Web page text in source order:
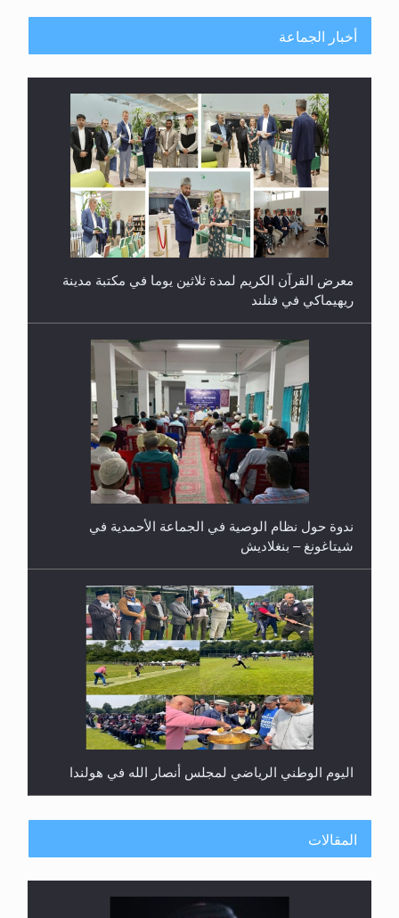
أخبار الجماعة
معرض القرآن الكريم لمدة ثلاثين يوما في مكتبة مدينة
ريهيماكي في فنلند
ندوة حول نظام الوصية في الجماعة الأحمدية في
شيتاغونغ – بنغلاديش
اليوم الوطني الرياضي لمجلس أنصار الله في هولندا
المقالات